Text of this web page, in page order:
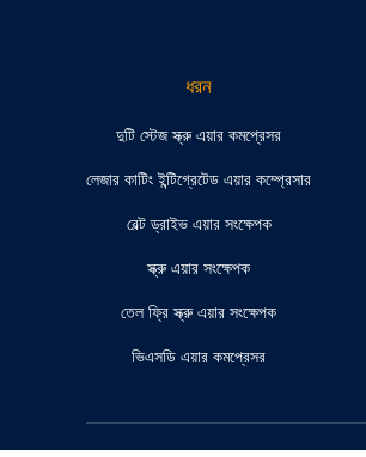
ধরন
দুটি স্টেজ স্ক্রু এয়ার কমপ্রেসর
লেজার কাটিং ইন্টিগ্রেটেড এয়ার কম্প্রেসার
বেল্ট ড্রাইভ এয়ার সংক্ষেপক
স্ক্রু এয়ার সংক্ষেপক
তেল ফ্রি স্ক্রু এয়ার সংক্ষেপক
ভিএসডি এয়ার কমপ্রেসর